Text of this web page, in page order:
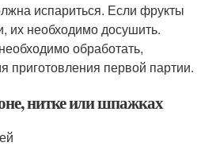
испариться. Если фрукты
их необходимо досушить.
обработать,
приготовления первой партии.
нитке или шпажках